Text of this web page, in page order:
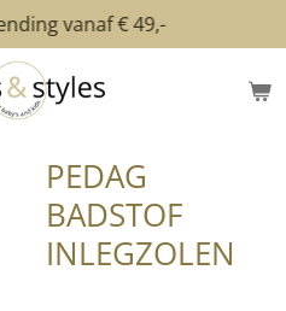
vanaf € 49,-
PEDAG
BADSTOF
INLEGZOLEN